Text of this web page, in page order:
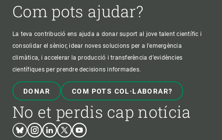
Com pots ajudar?
La teva contribució ens ajuda a donar suport al jove talent científic i
consolidar el sènior, idear noves solucions per a l'emergència
climàtica, i accelerar la producció i transferència d’evidències
científiques per prendre decisions informades.
DONAR COM POTS COL·LABORAR?
No et perdis cap notícia
BlueskyInstagram
LinkedinTwitterYoutube